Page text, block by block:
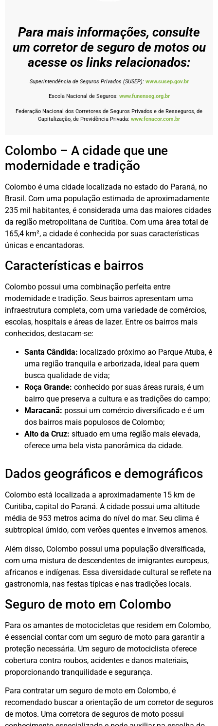
Para mais informações, consulte
um corretor de seguro de motos ou
acesse os links relacionados:
Superintendência de Seguros Privados (SUSEP): www.susep.gov.br
Escola Nacional de Seguros: www.funenseg.org.br
Federação Nacional dos Corretores de Seguros Privados e de Resseguros, de
Capitalização, de Previdência Privada: www.fenacor.com.br
Colombo – A cidade que une
modernidade e tradição
Colombo é uma cidade localizada no estado do Paraná, no
Brasil. Com uma população estimada de aproximadamente
235 mil habitantes, é considerada uma das maiores cidades
da região metropolitana de Curitiba. Com uma área total de
165,4 km², a cidade é conhecida por suas características
únicas e encantadoras.
Características e bairros
Colombo possui uma combinação perfeita entre
modernidade e tradição. Seus bairros apresentam uma
infraestrutura completa, com uma variedade de comércios,
escolas, hospitais e áreas de lazer. Entre os bairros mais
conhecidos, destacam-se:
Santa Cândida: localizado próximo ao Parque Atuba, é
uma região tranquila e arborizada, ideal para quem
busca qualidade de vida;
Roça Grande: conhecido por suas áreas rurais, é um
bairro que preserva a cultura e as tradições do campo;
Maracanã: possui um comércio diversificado e é um
dos bairros mais populosos de Colombo;
Alto da Cruz: situado em uma região mais elevada,
oferece uma bela vista panorâmica da cidade.
Dados geográficos e demográficos
Colombo está localizada a aproximadamente 15 km de
Curitiba, capital do Paraná. A cidade possui uma altitude
média de 953 metros acima do nível do mar. Seu clima é
subtropical úmido, com verões quentes e invernos amenos.
Além disso, Colombo possui uma população diversificada,
com uma mistura de descendentes de imigrantes europeus,
africanos e indígenas. Essa diversidade cultural se reflete na
gastronomia, nas festas típicas e nas tradições locais.
Seguro de moto em Colombo
Para os amantes de motocicletas que residem em Colombo,
é essencial contar com um seguro de moto para garantir a
proteção necessária. Um seguro de motociclista oferece
cobertura contra roubos, acidentes e danos materiais,
proporcionando tranquilidade e segurança.
Para contratar um seguro de moto em Colombo, é
recomendado buscar a orientação de um corretor de seguros
de motos. Uma corretora de seguros de moto possui